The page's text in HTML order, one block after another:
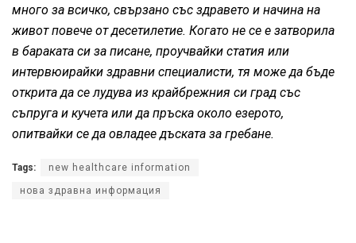
много за всичко, свързано със здравето и начина на
живот повече от десетилетие. Когато не се е затворила
в бараката си за писане, проучвайки статия или
интервюирайки здравни специалисти, тя може да бъде
открита да се лудува из крайбрежния си град със
съпруга и кучета или да пръска около езерото,
опитвайки се да овладее дъската за гребане.
Tags: new healthcare information
нова здравна информация